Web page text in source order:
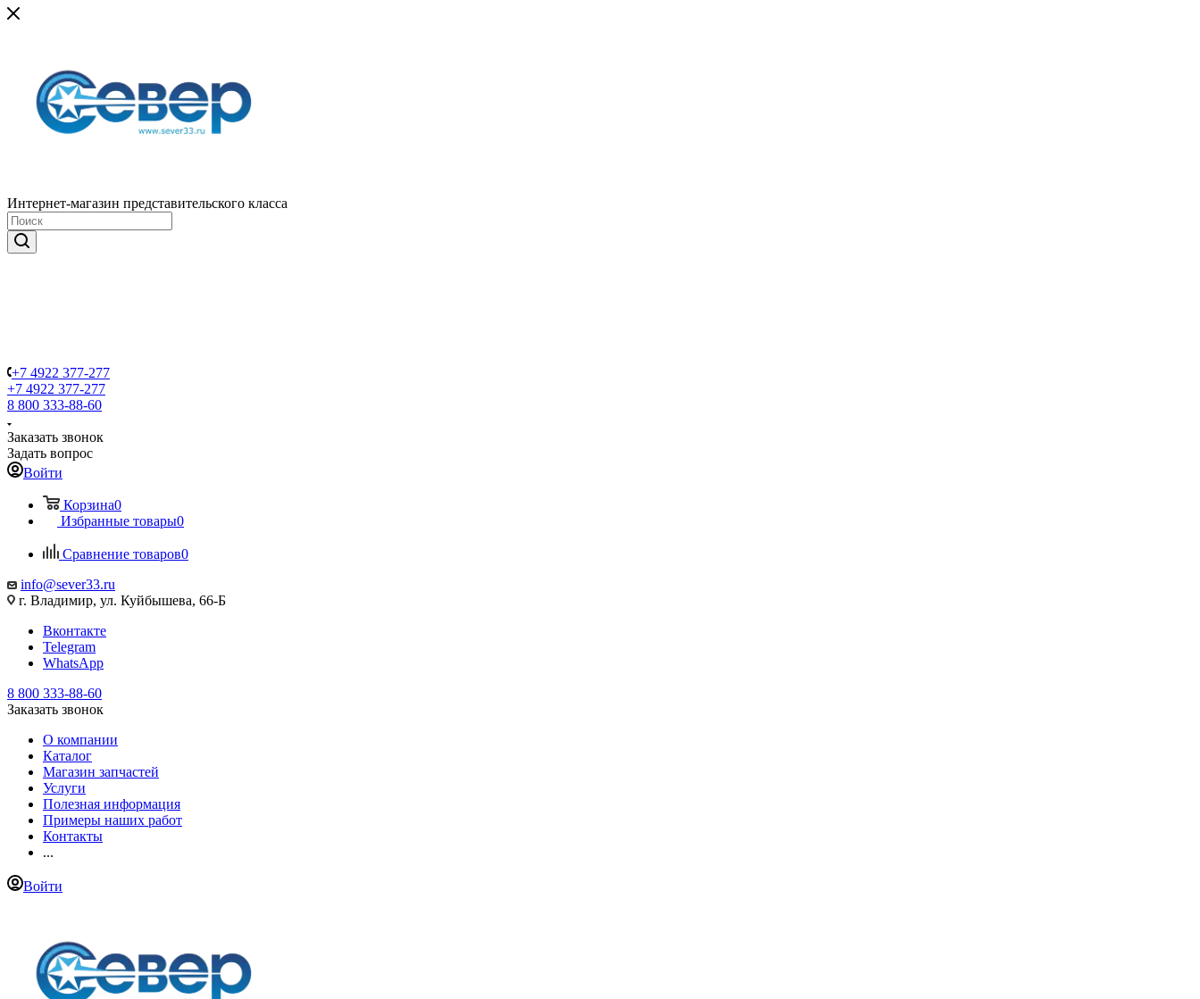
Интернет-магазин представительского класса
+7 4922 377-277
+7 4922 377-277
8 800 333-88-60
Заказать звонок
Задать вопрос
Войти
Корзина0
Избранные товары0
Сравнение товаров0
info@sever33.ru
г. Владимир, ул. Куйбышева, 66-Б
Вконтакте
Telegram
WhatsApp
8 800 333-88-60
Заказать звонок
О компании
Каталог
Магазин запчастей
Услуги
Полезная информация
Примеры наших работ
Контакты
...
Войти